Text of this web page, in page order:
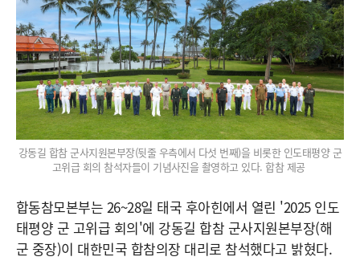
강동길 합참 군사지원본부장(뒷줄 우측에서 다섯 번째)을 비롯한 인도태평양 군
고위급 회의 참석자들이 기념사진을 촬영하고 있다. 합참 제공
합동참모본부는 26~28일 태국 후아힌에서 열린 '2025 인도
태평양 군 고위급 회의'에 강동길 합참 군사지원본부장(해
군 중장)이 대한민국 합참의장 대리로 참석했다고 밝혔다.